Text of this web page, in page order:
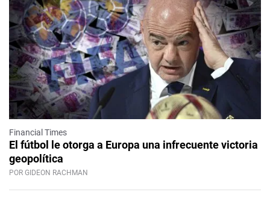
Financial Times
El fútbol le otorga a Europa una infrecuente victoria
geopolítica
POR GIDEON RACHMAN